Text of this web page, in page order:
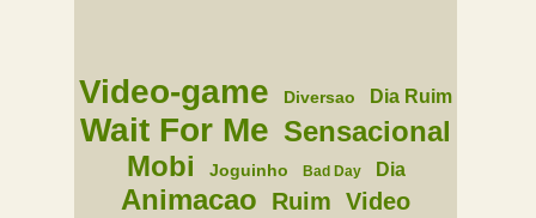
Video-game Diversao Dia Ruim
Wait For Me Sensacional
Mobi
Joguinho Bad Day Dia
Animacao Ruim Video